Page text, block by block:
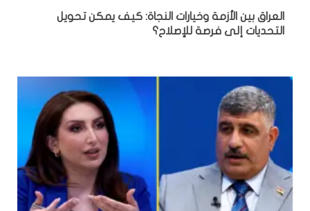
العراق بين الأزمة وخيارات النجاة: كيف يمكن تحويل
التحديات إلى فرصة للإصلاح؟